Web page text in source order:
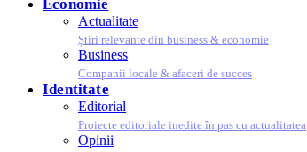
Economie
Actualitate
Știri relevante din business & economie
Business
Companii locale & afaceri de succes
Identitate
Editorial
Proiecte editoriale inedite în pas cu actualitatea
Opinii